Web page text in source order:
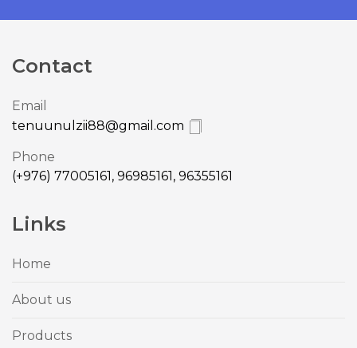
Contact
Email
tenuunulzii88@gmail.com
Phone
(+976) 77005161, 96985161, 96355161
Links
Home
About us
Products